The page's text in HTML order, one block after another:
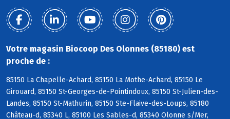
Votre magasin Biocoop Des Olonnes (85180) est
proche de :
85150 La Chapelle-Achard, 85150 La Mothe-Achard, 85150 Le
Girouard, 85150 St-Georges-de-Pointindoux, 85150 St-Julien-des-
Landes, 85150 St-Mathurin, 85150 Ste-Flaive-des-Loups, 85180
Château-d, 85340 L, 85100 Les Sables-d, 85340 Olonne s/Mer,